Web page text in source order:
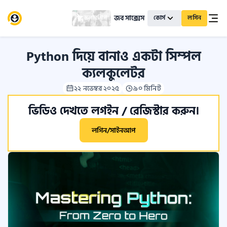
স্কলারশিপ জব সাক্সেস কোর্স লগিন
Python দিয়ে বানাও একটা সিম্পল
ক্যলকুলেটর
২২ নভেম্বর ২০২৫ ৯০ মিনিট
ভিডিও দেখতে লগইন / রেজিস্টার করুন।
লগিন/সাইনআপ